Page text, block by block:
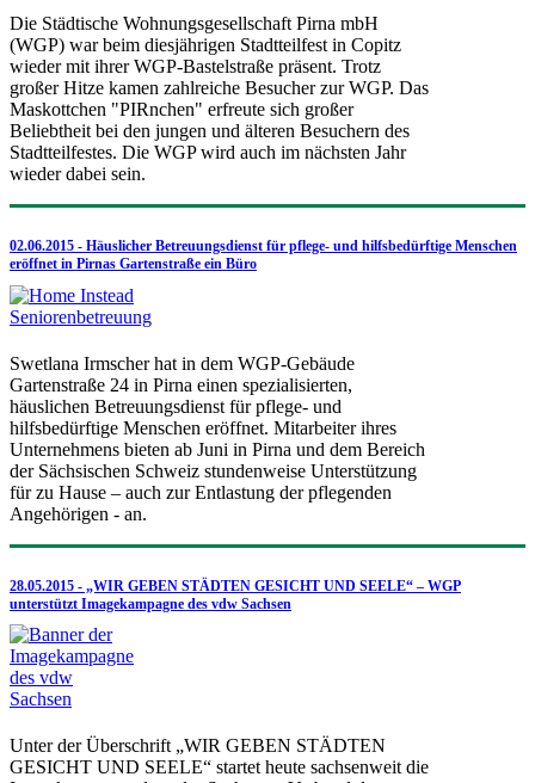
Die Städtische Wohnungsgesellschaft Pirna mbH
(WGP) war beim diesjährigen Stadtteilfest in Copitz
wieder mit ihrer WGP-Bastelstraße präsent. Trotz
großer Hitze kamen zahlreiche Besucher zur WGP. Das
Maskottchen "PIRnchen" erfreute sich großer
Beliebtheit bei den jungen und älteren Besuchern des
Stadtteilfestes. Die WGP wird auch im nächsten Jahr
wieder dabei sein.
02.06.2015 - Häuslicher Betreuungsdienst für pflege- und hilfsbedürftige Menschen
eröffnet in Pirnas Gartenstraße ein Büro
Swetlana Irmscher hat in dem WGP-Gebäude
Gartenstraße 24 in Pirna einen spezialisierten,
häuslichen Betreuungsdienst für pflege- und
hilfsbedürftige Menschen eröffnet. Mitarbeiter ihres
Unternehmens bieten ab Juni in Pirna und dem Bereich
der Sächsischen Schweiz stundenweise Unterstützung
für zu Hause – auch zur Entlastung der pflegenden
Angehörigen - an.
28.05.2015 - „WIR GEBEN STÄDTEN GESICHT UND SEELE“ – WGP
unterstützt Imagekampagne des vdw Sachsen
Unter der Überschrift „WIR GEBEN STÄDTEN
GESICHT UND SEELE“ startet heute sachsenweit die